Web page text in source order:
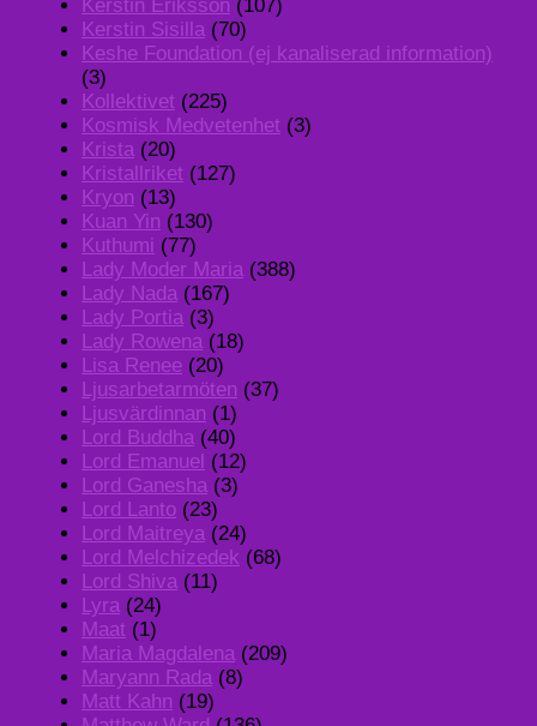
Kerstin Eriksson (107)
Kerstin Sisilla (70)
Keshe Foundation (ej kanaliserad information)
(3)
Kollektivet (225)
Kosmisk Medvetenhet (3)
Krista (20)
Kristallriket (127)
Kryon (13)
Kuan Yin (130)
Kuthumi (77)
Lady Moder Maria (388)
Lady Nada (167)
Lady Portia (3)
Lady Rowena (18)
Lisa Renee (20)
Ljusarbetarmöten (37)
Ljusvärdinnan (1)
Lord Buddha (40)
Lord Emanuel (12)
Lord Ganesha (3)
Lord Lanto (23)
Lord Maitreya (24)
Lord Melchizedek (68)
Lord Shiva (11)
Lyra (24)
Maat (1)
Maria Magdalena (209)
Maryann Rada (8)
Matt Kahn (19)